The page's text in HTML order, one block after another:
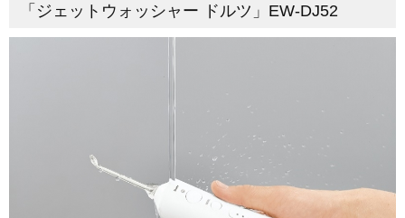
「ジェットウォッシャー ドルツ」EW-DJ52